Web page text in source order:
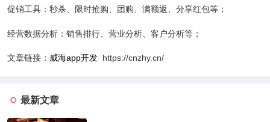
促销工具：秒杀、限时抢购、团购、满额返、分享红包等；
经营数据分析：销售排行、营业分析、客户分析等；
文章链接： 威海app开发 https://cnzhy.cn/
最新文章